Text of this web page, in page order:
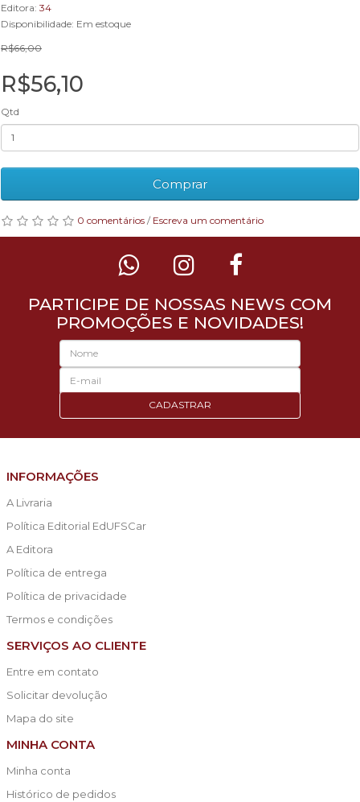
Editora: 34
Disponibilidade: Em estoque
R$66,00
R$56,10
Qtd
Comprar
0 comentários / Escreva um comentário
PARTICIPE DE NOSSAS NEWS COM
PROMOÇÕES E NOVIDADES!
CADASTRAR
INFORMAÇÕES
A Livraria
Política Editorial EdUFSCar
A Editora
Política de entrega
Política de privacidade
Termos e condições
SERVIÇOS AO CLIENTE
Entre em contato
Solicitar devolução
Mapa do site
MINHA CONTA
Minha conta
Histórico de pedidos